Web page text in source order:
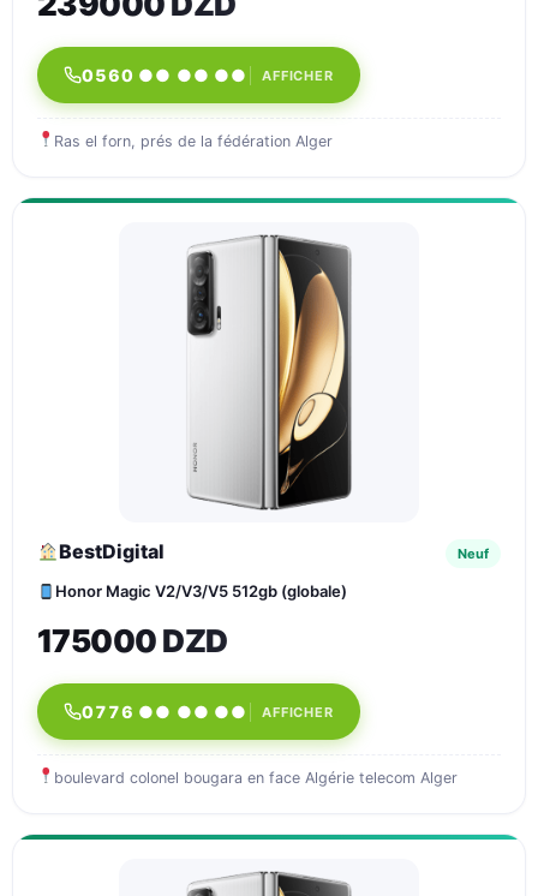
0560 ●● ●● ●● AFFICHER
Ras el forn, prés de la fédération Alger
BestDigital Neuf
Honor Magic V2/V3/V5 512gb (globale)
175000 DZD
0776 ●● ●● ●● AFFICHER
boulevard colonel bougara en face Algérie telecom Alger